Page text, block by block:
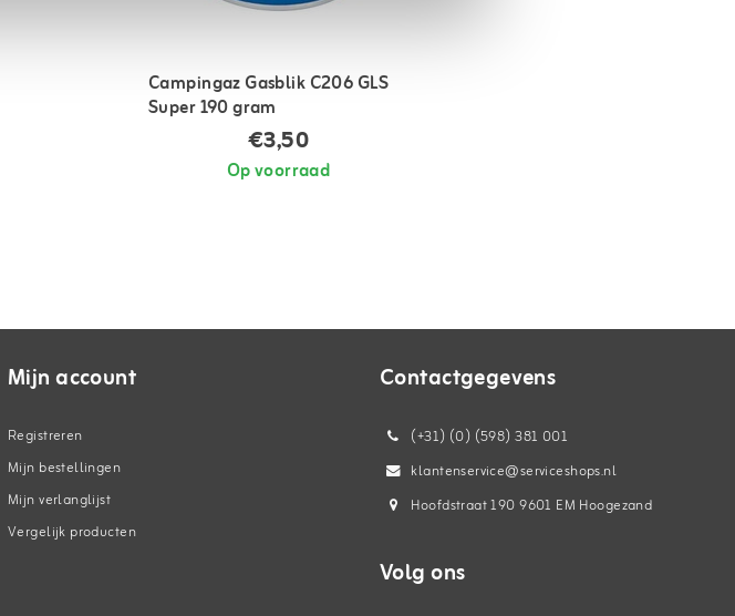
Campingaz Gasblik C206 GLS
Super 190 gram
€3,50
Op voorraad
Mijn account
Registreren
Mijn bestellingen
Mijn verlanglijst
Vergelijk producten
Contactgegevens
(+31) (0) (598) 381 001
klantenservice@serviceshops.nl
Hoofdstraat 190 9601 EM Hoogezand
Volg ons